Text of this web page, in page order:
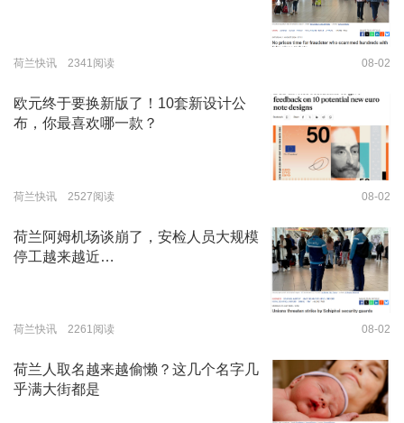
荷兰快讯 2341阅读 08-02
欧元终于要换新版了！10套新设计公
布，你最喜欢哪一款？
荷兰快讯 2527阅读 08-02
荷兰阿姆机场谈崩了，安检人员大规模
停工越来越近…
荷兰快讯 2261阅读 08-02
荷兰人取名越来越偷懒？这几个名字几
乎满大街都是